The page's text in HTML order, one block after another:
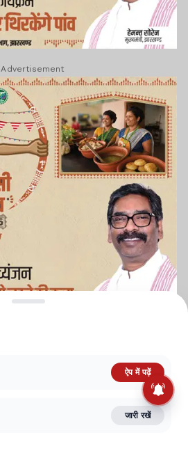
Advertisement
TERMS AND CONDITIONS
FACT CHECKING POLICY
Lagatar Media Pvt. Ltd.
ऐप में पढ़ें
जारी रखें